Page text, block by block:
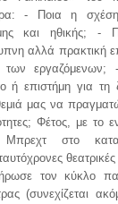
- Ποια η
και ηθικής; -
αλλά πρακτική
των εργαζόμενων;
ή επιστήμη για
μας να
Φέτος, με το
Μπρεχτ στο
τον κύκλο
(συνεχίζεται